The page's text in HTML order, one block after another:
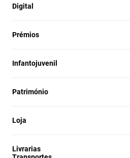
Digital
Prémios
Infantojuvenil
Património
Loja
Livrarias